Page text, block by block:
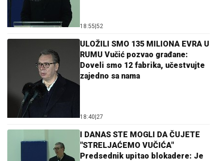
18:55 52
ULOŽILI SMO 135 MILIONA EVRA U
RUMU Vučić pozvao građane:
Doveli smo 12 fabrika, učestvujte
zajedno sa nama
18:40 27
I DANAS STE MOGLI DA ČUJETE
"STRELJAĆEMO VUČIĆA"
Predsednik upitao blokadere: Je